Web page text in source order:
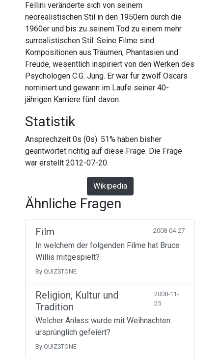
Fellini veränderte sich von seinem
neorealistischen Stil in den 1950ern durch die
1960er und bis zu seinem Tod zu einem mehr
surrealistischen Stil. Seine Filme sind
Kompositionen aus Träumen, Phantasien und
Freude, wesentlich inspiriert von den Werken des
Psychologen C.G. Jung. Er war für zwölf Oscars
nominiert und gewann im Laufe seiner 40-
jährigen Karriere fünf davon.
Statistik
Ansprechzeit 0s (0s). 51% haben bisher
geantwortet richtig auf diese Frage. Die Frage
war erstellt 2012-07-20.
Wikipedia
Ähnliche Fragen
Film 2008-04-27
In welchem der folgenden Filme hat Bruce
Willis mitgespielt?
By QUIZSTONE
Religion, Kultur und
Tradition
2008-11-
25
Welcher Anlass wurde mit Weihnachten
ursprünglich gefeiert?
By QUIZSTONE